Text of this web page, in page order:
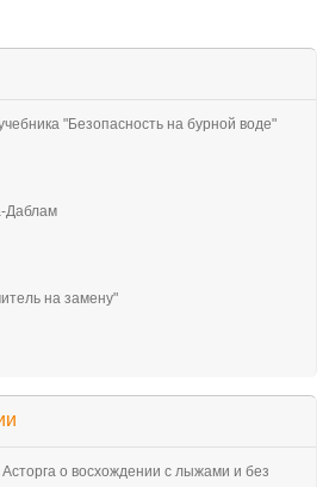
"Безопасность на бурной воде"
Даблам
на замену"
о восхождении с лыжами и без